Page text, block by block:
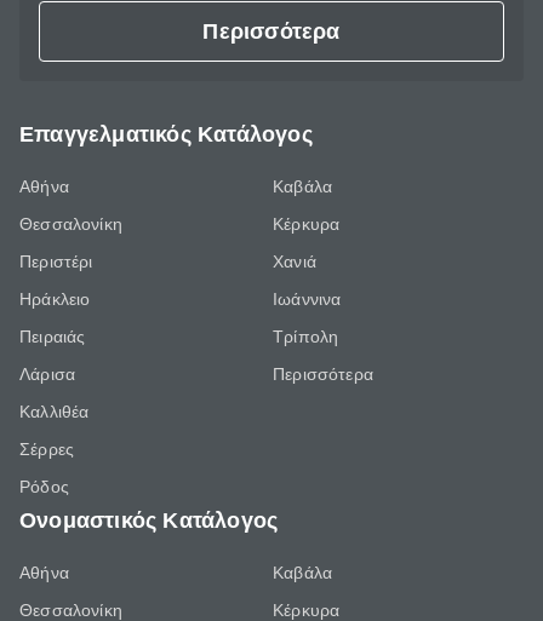
Περισσότερα
Επαγγελματικός Κατάλογος
Αθήνα
Θεσσαλονίκη
Περιστέρι
Ηράκλειο
Πειραιάς
Λάρισα
Καλλιθέα
Σέρρες
Ρόδος
Καβάλα
Κέρκυρα
Χανιά
Ιωάννινα
Τρίπολη
Περισσότερα
Ονομαστικός Κατάλογος
Αθήνα
Θεσσαλονίκη
Καβάλα
Κέρκυρα